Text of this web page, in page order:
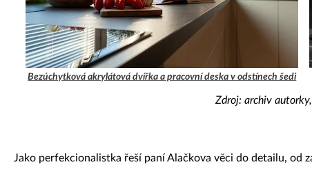
Bezúchytková akrylátová dvířka a pracovní deska v odstínech šedi
Zdroj: archiv
Jako perfekcionalistka řeší paní Alačkova věci do detailu, od